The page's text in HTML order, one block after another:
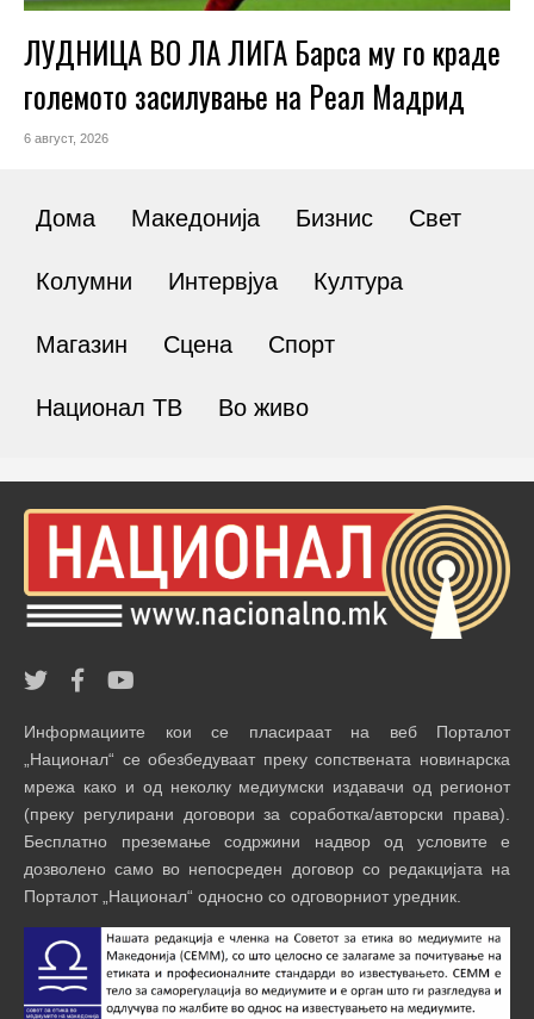
ЛУДНИЦА ВО ЛА ЛИГА Барса му го краде
големото засилување на Реал Мадрид
6 август, 2026
Дома Македонија Бизнис Свет
Колумни Интервјуа Култура
Магазин Сцена Спорт
Национал ТВ Во живо
Информациите кои се пласираат на веб Порталот
„Национал“ се обезбедуваат преку сопствената новинарска
мрежа како и од неколку медиумски издавачи од регионот
(преку регулирани договори за соработка/авторски права).
Бесплатно преземање содржини надвор од условите е
дозволено само во непосреден договор со редакцијата на
Порталот „Национал“ односно со одговорниот уредник.